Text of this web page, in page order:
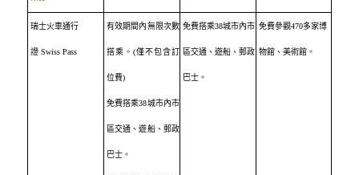
瑞士火車通行
證Swiss Pass
有效期間內無限次數
搭乘。(僅不包含訂
位費)
免費搭乘38城市內市
區交通、遊船、郵政
巴士。
免費搭乘38城市內市
區交通、遊船、郵政
巴士。
免費參觀470多家博
物館、美術館。